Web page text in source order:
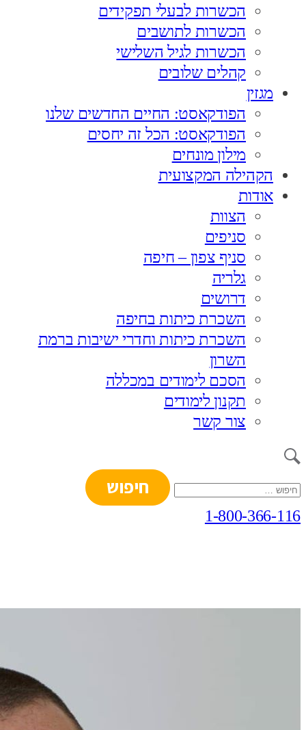
הכשרות לבעלי תפקידים
הכשרות לתושבים
הכשרות לגיל השלישי
קהלים שלובים
מגזין
הפודקאסט: החיים החדשים שלנו
הפודקאסט: הכל זה יחסים
מילון מונחים
הקהילה המקצועית
אודות
הצוות
סניפים
סניף צפון – חיפה
גלריה
דרושים
השכרת כיתות בחיפה
השכרת כיתות וחדרי ישיבות ברמת
השרון
הסכם לימודים במכללה
תקנון לימודים
צור קשר
חיפוש:
1-800-366-116